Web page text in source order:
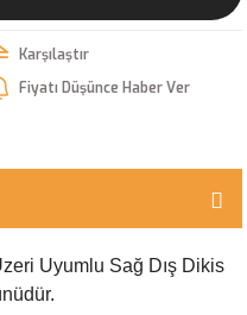
Karşılaştır
Fiyatı Düşünce Haber Ver
Uyumlu Sağ Dış Dikis